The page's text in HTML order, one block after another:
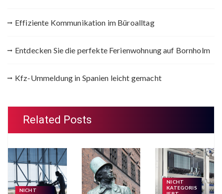
Effiziente Kommunikation im Büroalltag
Entdecken Sie die perfekte Ferienwohnung auf Bornholm
Kfz-Ummeldung in Spanien leicht gemacht
Related Posts
NICHT
NICHT
KATEGORIS